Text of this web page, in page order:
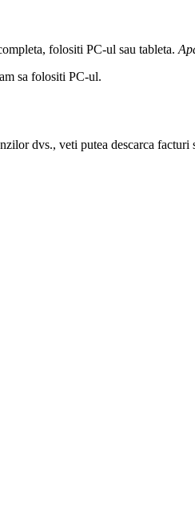
folositi PC-ul sau tableta.
sa folositi PC-ul.
dvs., veti putea descarca